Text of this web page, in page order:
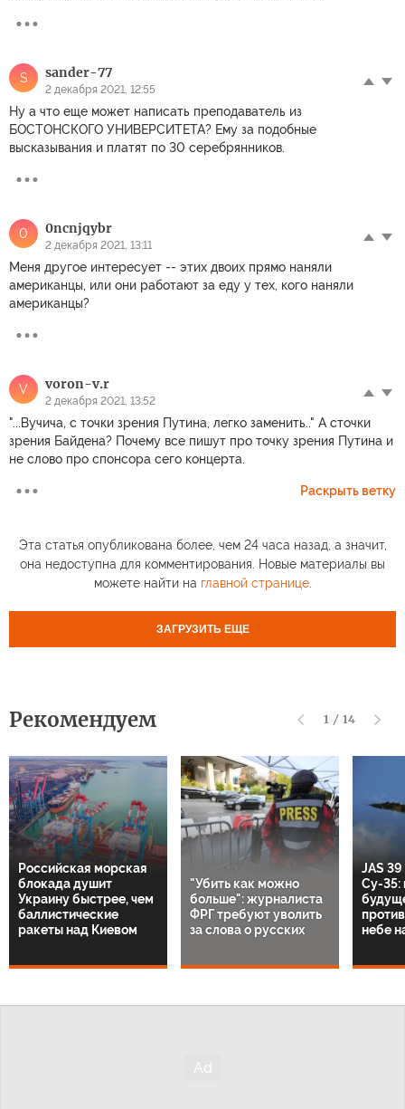
S sander-77
2 декабря 2021, 12:55
Ну а что еще может написать преподаватель из
БОСТОНСКОГО УНИВЕРСИТЕТА? Ему за подобные
высказывания и платят по 30 серебрянников.
0 0ncnjqybr
2 декабря 2021, 13:11
Меня другое интересует -- этих двоих прямо наняли
американцы, или они работают за еду у тех, кого наняли
американцы?
V voron-v.r
2 декабря 2021, 13:52
"...Вучича, с точки зрения Путина, легко заменить.." А сточки
зрения Байдена? Почему все пишут про точку зрения Путина и
не слово про спонсора сего концерта.
Раскрыть ветку
Эта статья опубликована более, чем 24 часа назад, а значит,
она недоступна для комментирования. Новые материалы вы
можете найти на главной странице.
ЗАГРУЗИТЬ ЕЩЕ
Рекомендуем 1 / 14
Российская морская
блокада душит
Украину быстрее, чем
баллистические
ракеты над Киевом
"Убить как можно
больше": журналиста
ФРГ требуют уволить
за слова о русских
JAS
Су-35:
небе